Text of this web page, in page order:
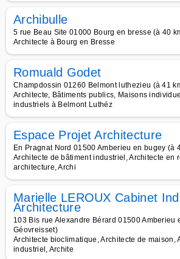
Archibulle
5 rue Beau Site 01000 Bourg en bresse (à 40
Architecte à Bourg en Bresse
Romuald Godet
Champdossin 01260 Belmont luthezieu (à 41
Architecte, Bâtiments publics, Maisons
industriels à Belmont Luthéz
Espace Projet Architecture
En Pragnat Nord 01500 Amberieu en bugey (à
Architecte de bâtiment industriel, Architecte en
architecture, Archi
Marielle LEROUX Cabinet
Architecture
103 Bis rue Alexandre Bérard 01500 Amberieu
Géovreisset)
Architecte bioclimatique, Architecte de maison,
industriel, Archite